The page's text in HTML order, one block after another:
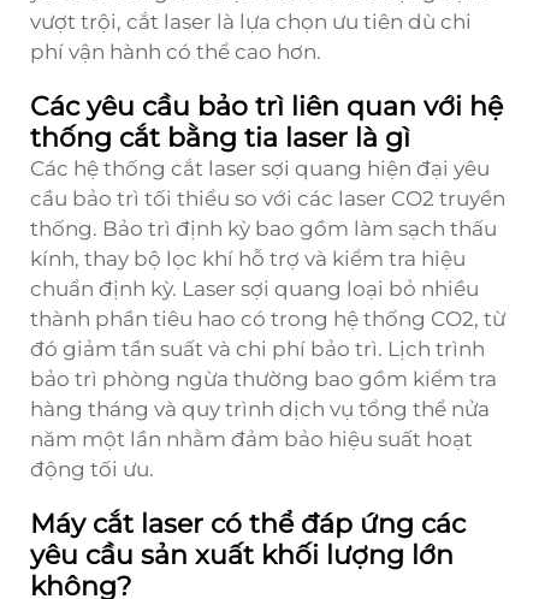
vượt trội, cắt laser là lựa chọn ưu tiên dù chi
phí vận hành có thể cao hơn.
Các yêu cầu bảo trì liên quan với hệ
thống cắt bằng tia laser là gì
Các hệ thống cắt laser sợi quang hiện đại yêu
cầu bảo trì tối thiểu so với các laser CO2 truyền
thống. Bảo trì định kỳ bao gồm làm sạch thấu
kính, thay bộ lọc khí hỗ trợ và kiểm tra hiệu
chuẩn định kỳ. Laser sợi quang loại bỏ nhiều
thành phần tiêu hao có trong hệ thống CO2, từ
đó giảm tần suất và chi phí bảo trì. Lịch trình
bảo trì phòng ngừa thường bao gồm kiểm tra
hàng tháng và quy trình dịch vụ tổng thể nửa
năm một lần nhằm đảm bảo hiệu suất hoạt
động tối ưu.
Máy cắt laser có thể đáp ứng các
yêu cầu sản xuất khối lượng lớn
không?